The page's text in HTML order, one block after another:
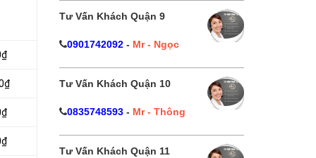
Tư Vấn Khách Quận 9
0901742092- Mr - Ngọc
Tư Vấn Khách Quận 10
0835748593- Mr - Thông
Tư Vấn Khách Quận 11